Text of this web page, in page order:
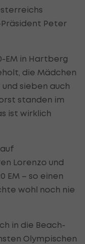
Präsident Peter
EM in Hartberg
die Mädchen
sieben auch
standen im
ist wirklich
Lorenzo und
EM – so einen
wohl noch nie
in die Beach-
Olympischen